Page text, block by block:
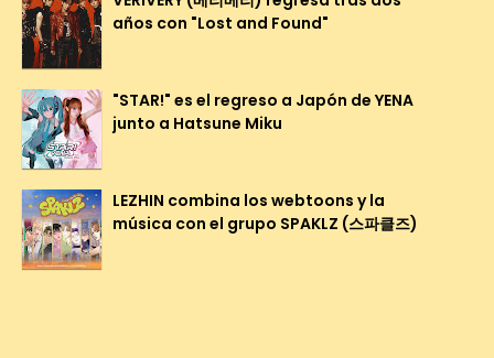
años con "Lost and Found"
"STAR!" es el regreso a Japón de YENA
junto a Hatsune Miku
LEZHIN combina los webtoons y la
música con el grupo SPAKLZ (스파클즈)